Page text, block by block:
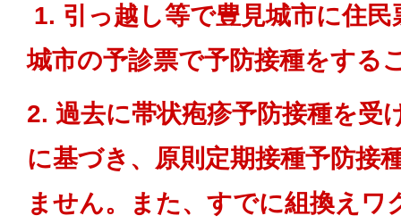
1. 引っ越し等で豊見城市に住
城市の予診票で予防接種をする
2. 過去に帯状疱疹予防接種を受
に基づき、原則定期接種予防接
ません。また、すでに組換えワ